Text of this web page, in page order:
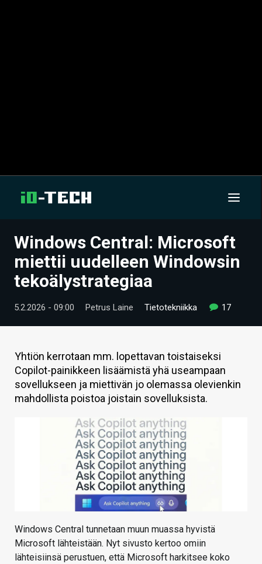
UUTISET
ARTIKKELIT
VIDEOT
TECHBBS
TIETOA
HINTA.FI
KAUPPA
Windows Central: Microsoft
miettii uudelleen Windowsin
tekoälystrategiaa
5.2.2026 - 09:00 Petrus Laine Tietotekniikka 17
Yhtiön kerrotaan mm. lopettavan toistaiseksi
Copilot-painikkeen lisäämistä yhä useampaan
sovellukseen ja miettivän jo olemassa olevienkin
mahdollista poistoa joistain sovelluksista.
Windows Central tunnetaan muun muassa hyvistä
Microsoft lähteistään. Nyt sivusto kertoo omiin
lähteisiinsä perustuen, että Microsoft harkitsee koko